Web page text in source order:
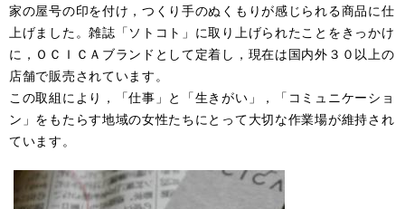
家の屋号の印を付け，つくり手のぬくもりが感じられる商品に仕
上げました。雑誌「ソトコト」に取り上げられたことをきっかけ
に，ＯＣＩＣＡブランドとして定着し，現在は国内外３０以上の
店舗で販売されています。
この取組により，「仕事」と「生きがい」，「コミュニケーショ
ン」をもたらす地域の女性たちにとって大切な作業場が維持され
ています。